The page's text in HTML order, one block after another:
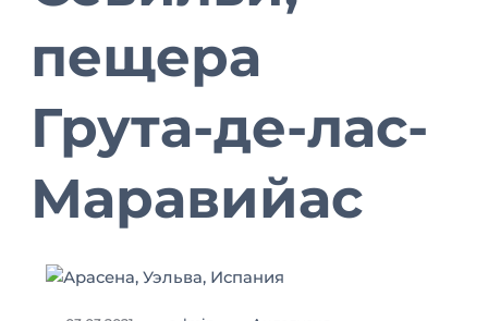
пещера
Грута-де-лас-
Маравийас